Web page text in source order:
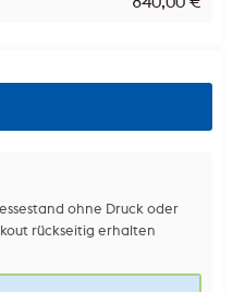
ohne Druck oder
rückseitig erhalten